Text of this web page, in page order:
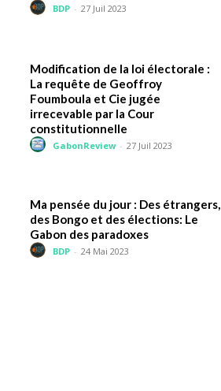
BDP - 27 Juil 2023
Modification de la loi électorale :
La requête de Geoffroy
Foumboula et Cie jugée
irrecevable par la Cour
constitutionnelle
GabonReview - 27 Juil 2023
Ma pensée du jour : Des étrangers,
des Bongo et des élections: Le
Gabon des paradoxes
BDP - 24 Mai 2023